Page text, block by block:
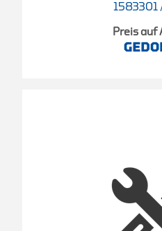
1583301
Preis auf